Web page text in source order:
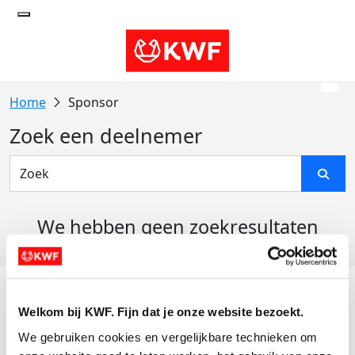
Welkom bij KWF. Fijn dat je onze website bezoekt.
We gebruiken cookies en vergelijkbare technieken om
Sponsor
Zoek een deelnemer
We hebben geen zoekresultaten
Actiematerialen
Evenementen